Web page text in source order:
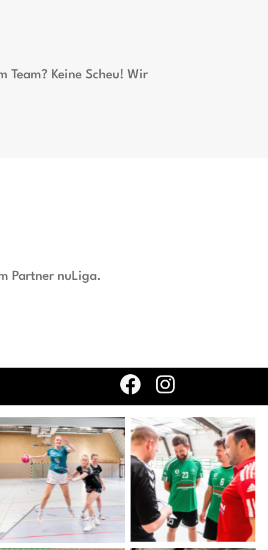
Team? Keine Scheu! Wir
Partner nuLiga.